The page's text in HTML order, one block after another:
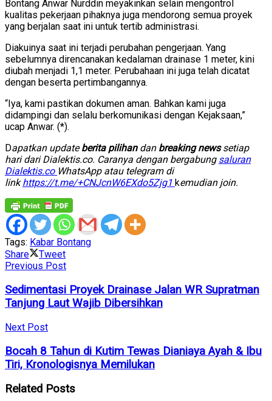
Bontang Anwar Nurddin meyakinkan selain mengontrol
kualitas pekerjaan pihaknya juga mendorong semua proyek
yang berjalan saat ini untuk tertib administrasi.
Diakuinya saat ini terjadi perubahan pengerjaan. Yang
sebelumnya direncanakan kedalaman drainase 1 meter, kini
diubah menjadi 1,1 meter. Perubahaan ini juga telah dicatat
dengan beserta pertimbangannya.
“Iya, kami pastikan dokumen aman. Bahkan kami juga
didampingi dan selalu berkomunikasi dengan Kejaksaan,”
ucap Anwar. (*).
Dapatkan updateberita pilihan dan breaking newssetiap
hari dari Dialektis.co. Caranya dengan bergabung saluran
Dialektis.co WhatsApp atau telegram di
linkhttps://t.me/+CNJcnW6EXdo5Zjg1 kemudian join.
Tags: Kabar Bontang
Share
Tweet
Previous Post
Sedimentasi Proyek Drainase Jalan WR Supratman
Tanjung Laut Wajib Dibersihkan
Next Post
Bocah 8 Tahun di Kutim Tewas Dianiaya Ayah & Ibu
Tiri, Kronologisnya Memilukan
Related Posts